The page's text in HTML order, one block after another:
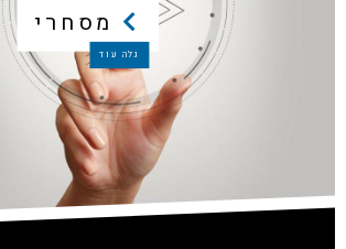
מסחרי
גלה עוד